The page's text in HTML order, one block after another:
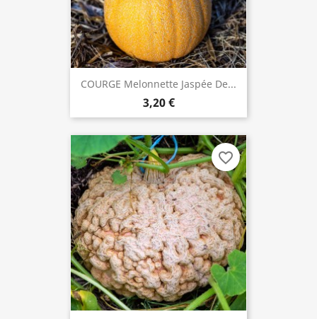
COURGE Melonnette Jaspée De...
3,20 €
favorite_border